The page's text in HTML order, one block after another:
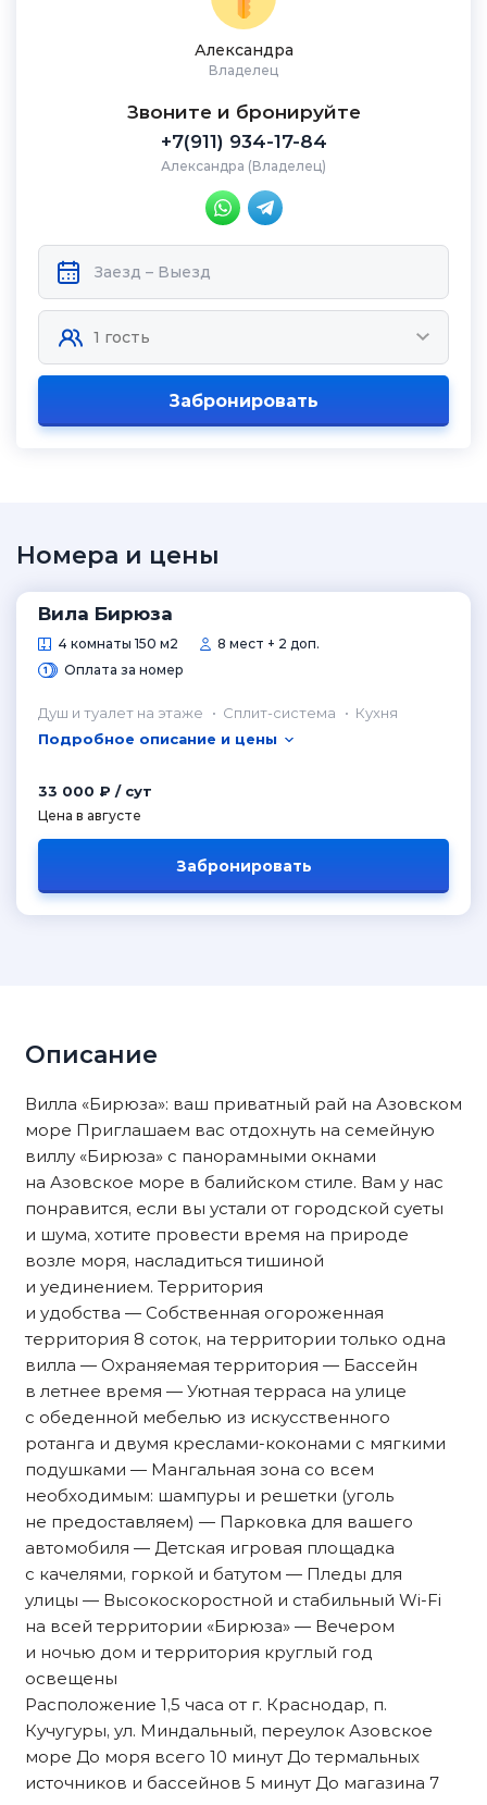
Александра
Владелец
Звоните и бронируйте
+7(911) 934-17-84
Александра (Владелец)
Забронировать
Номера и цены
Вила Бирюза
4 комнаты 150 м2
8 мест + 2 доп.
Оплата за номер
Душ и туалет на этаже Сплит-система
Кухня
Подробное описание и цены
33 000 ₽ / сут
Цена в августе
Забронировать
Описание
Вилла «Бирюза»: ваш приватный рай на Азовском
море Приглашаем вас отдохнуть на семейную
виллу «Бирюза» с панорамными окнами
на Азовское море в балийском стиле. Вам у нас
понравится, если вы устали от городской суеты
и шума, хотите провести время на природе
возле моря, насладиться тишиной
и уединением. Территория
и удобства — Собственная огороженная
территория 8 соток, на территории только одна
вилла — Охраняемая территория — Бассейн
в летнее время — Уютная терраса на улице
с обеденной мебелью из искусственного
ротанга и двумя креслами-коконами с мягкими
подушками — Мангальная зона со всем
необходимым: шампуры и решетки (уголь
не предоставляем) — Парковка для вашего
автомобиля — Детская игровая площадка
с качелями, горкой и батутом — Пледы для
улицы — Высокоскоростной и стабильный Wi-Fi
на всей территории «Бирюза» — Вечером
и ночью дом и территория круглый год
освещены
Расположение 1,5 часа от г. Краснодар, п.
Кучугуры, ул. Миндальный, переулок Азовское
море До моря всего 10 минут До термальных
источников и бассейнов 5 минут До магазина 7